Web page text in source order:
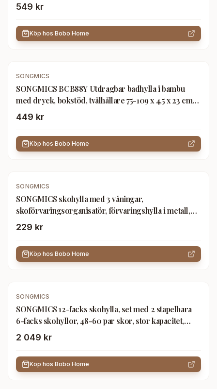
549 kr
Köp hos Bobo Home
SONGMICS
SONGMICS BCB88Y Utdragbar badhylla i bambu
med dryck, bokstöd, tvålhållare 75-109 x 4,5 x 23 cm
(B x H x D), Naturell, (75-109) x4,5x23 cm
449 kr
Köp hos Bobo Home
SONGMICS
SONGMICS skohylla med 3 våningar,
skoförvaringsorganisatör, förvaringshylla i metall,
plats för 15 till 18 par skor, stapelbar skohylla, för
LSA033B01
229 kr
Köp hos Bobo Home
SONGMICS
SONGMICS 12-facks skohylla, set med 2 stapelbara
6-facks skohyllor, 48-60 par skor, stor kapacitet,
skohylla i metallnät, justerbara platta eller vinklade
2 049 kr
Köp hos Bobo Home